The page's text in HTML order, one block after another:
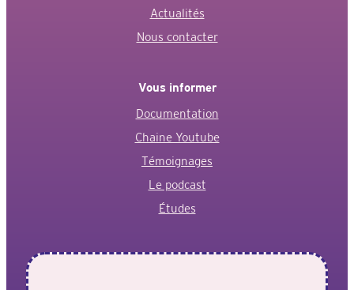
Actualités
Nous contacter
Vous informer
Documentation
Chaine Youtube
Témoignages
Le podcast
Études